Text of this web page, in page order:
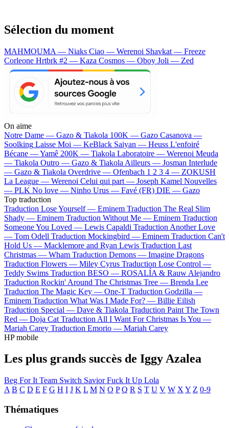
Sélection du moment
MAHMOUMA — Niaks Ciao — Werenoi Shavkat — Freeze
Corleone Hrtbrk #2 — Kaza Cosmos — Oboy Joli — Zed
On aime
Notre Dame — Gazo & Tiakola 100K — Gazo Casanova —
Soolking Laisse Moi — KeBlack Saiyan — Heuss L'enfoiré
Bécane —Yamê 200K — Tiakola Laboratoire — Werenoi Meuda
— Tiakola Outro — Gazo & Tiakola Ailleurs — Josman Interlude
— Gazo & Tiakola Overdrive — Ofenbach 1 2 3 4 — ZOKUSH
La League — Werenoi Celui qui part — Joseph Kamel Nouvelles
— PLK No love — Ninho Urus — Favé (FR) DIE — Gazo
Top traduction
Traduction Lose Yourself — Eminem Traduction The Real Slim
Shady — Eminem Traduction Without Me — Eminem Traduction
Someone You Loved — Lewis Capaldi Traduction Another Love
— Tom Odell Traduction Mockingbird — Eminem Traduction Can't
Hold Us — Macklemore and Ryan Lewis Traduction Last
Christmas — Wham Traduction Demons — Imagine Dragons
Traduction Flowers — Miley Cyrus Traduction Lose Control —
Teddy Swims Traduction BESO — ROSALÍA & Rauw Alejandro
Traduction Rockin' Around The Christmas Tree — Brenda Lee
Traduction The Magic Key — One-T Traduction Godzilla —
Eminem Traduction What Was I Made For? — Billie Eilish
Traduction Special — Dave & Tiakola Traduction Paint The Town
Red — Doja Cat Traduction All I Want For Christmas Is You —
Mariah Carey Traduction Emorio — Mariah Carey
HP mobile
Les plus grands succès de Iggy Azalea
Beg For It Team Switch SaviorFuck It Up Lola
A B C D E F G H I J K L M N O P Q R S T U V W X Y Z 0-9
Thématiques